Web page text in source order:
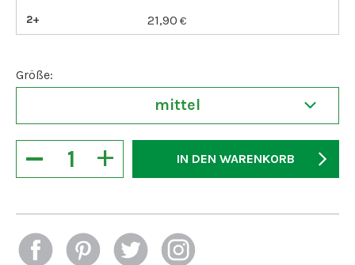
2+
21,90 €
Größe:
mittel
+
− IN DEN WARENKORB